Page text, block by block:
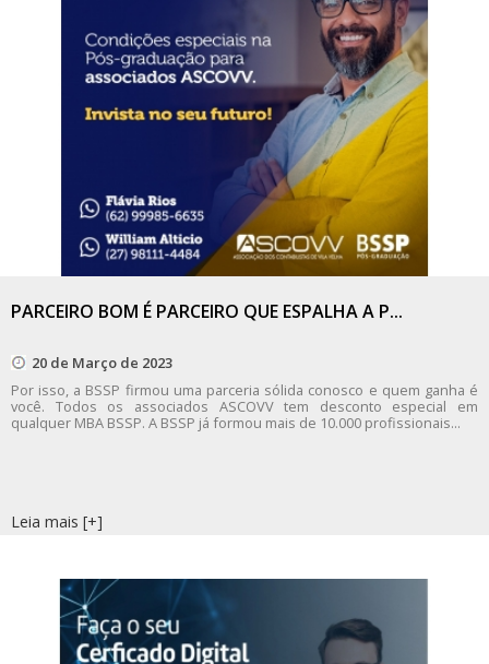
PARCEIRO BOM É PARCEIRO QUE ESPALHA A P...
20 de Março de 2023
Por isso, a BSSP firmou uma parceria sólida conosco e quem ganha é
você. Todos os associados ASCOVV tem desconto especial em
qualquer MBA BSSP. A BSSP já formou mais de 10.000 profissionais...
Leia mais [+]